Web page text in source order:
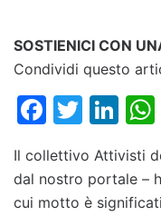
SOSTIENICI CON
Condividi questo
Il collettivo Attivisti
dal nostro portale –
cui motto è